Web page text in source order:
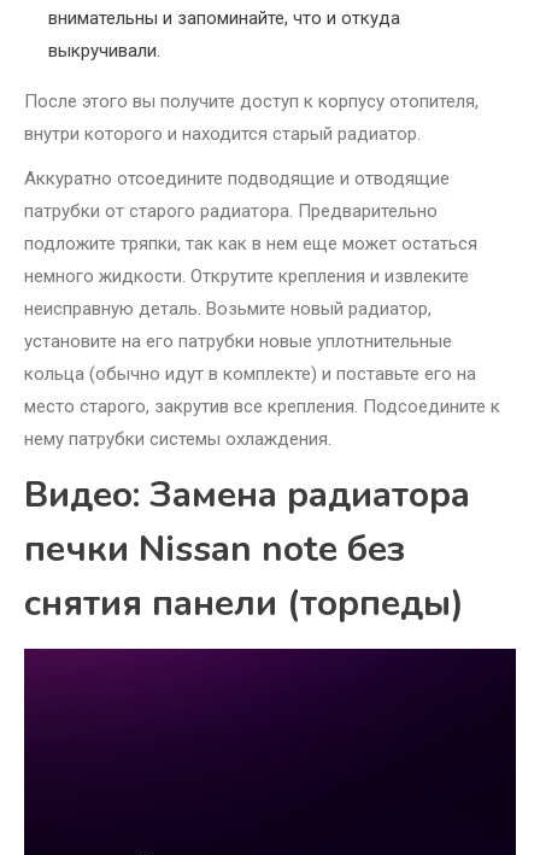
внимательны и запоминайте, что и откуда
выкручивали.
После этого вы получите доступ к корпусу отопителя,
внутри которого и находится старый радиатор.
Аккуратно отсоедините подводящие и отводящие
патрубки от старого радиатора. Предварительно
подложите тряпки, так как в нем еще может остаться
немного жидкости. Открутите крепления и извлеките
неисправную деталь. Возьмите новый радиатор,
установите на его патрубки новые уплотнительные
кольца (обычно идут в комплекте) и поставьте его на
место старого, закрутив все крепления. Подсоедините к
нему патрубки системы охлаждения.
Видео: Замена радиатора
печки Nissan note без
снятия панели (торпеды)